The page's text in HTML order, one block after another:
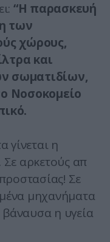
“Η παρασκευή
των
χώρους,
και
σωματιδίων,
Νοσοκομείο
γίνεται η
αρκετούς απ
Σε
μηχανήματα
βάναυσα η υγεία